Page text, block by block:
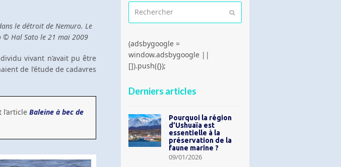
le détroit de Nemuro. Le
© Hal Sato le 21 mai 2009
vivant n’avait pu être
de l’étude de cadavres
Baleine à bec de
Rechercher
(adsbygoogle =
window.adsbygoogle ||
[]).push({});
Derniers articles
Pourquoi la région
d’Ushuaïa est
essentielle à la
préservation de la
faune marine ?
09/01/2026